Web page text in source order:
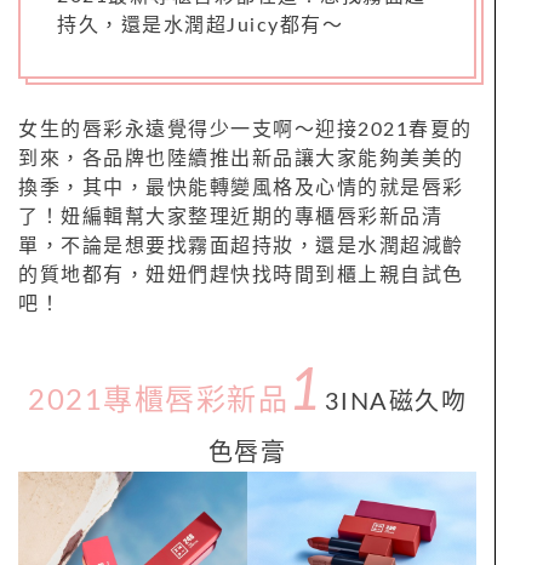
持久，還是水潤超Juicy都有～
女生的唇彩永遠覺得少一支啊～迎接2021春夏的
到來，各品牌也陸續推出新品讓大家能夠美美的
換季，其中，最快能轉變風格及心情的就是唇彩
了！妞編輯幫大家整理近期的專櫃唇彩新品清
單，不論是想要找霧面超持妝，還是水潤超減齡
的質地都有，妞妞們趕快找時間到櫃上親自試色
吧！
2021專櫃唇彩新品 1 3INA磁久吻
色唇膏